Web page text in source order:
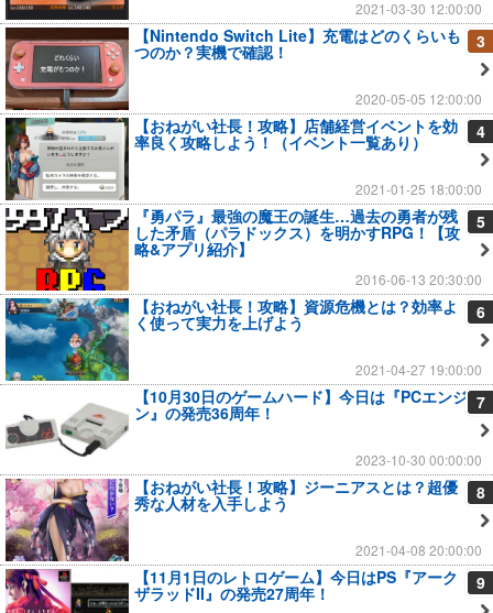
2021-03-30 12:00:00
3
【Nintendo Switch Lite】充電はどのくらいも
つのか？実機で確認！
2020-05-05 12:00:00
4
【おねがい社長！攻略】店舗経営イベントを効
率良く攻略しよう！（イベント一覧あり）
2021-01-25 18:00:00
5
『勇パラ』最強の魔王の誕生…過去の勇者が残
した矛盾（パラドックス）を明かすRPG！【攻
略&アプリ紹介】
2016-06-13 20:30:00
6
【おねがい社長！攻略】資源危機とは？効率よ
く使って実力を上げよう
2021-04-27 19:00:00
7
【10月30日のゲームハード】今日は『PCエンジ
ン』の発売36周年！
2023-10-30 00:00:00
8
【おねがい社長！攻略】ジーニアスとは？超優
秀な人材を入手しよう
2021-04-08 20:00:00
9
【11月1日のレトロゲーム】今日はPS『アーク
ザラッドII』の発売27周年！